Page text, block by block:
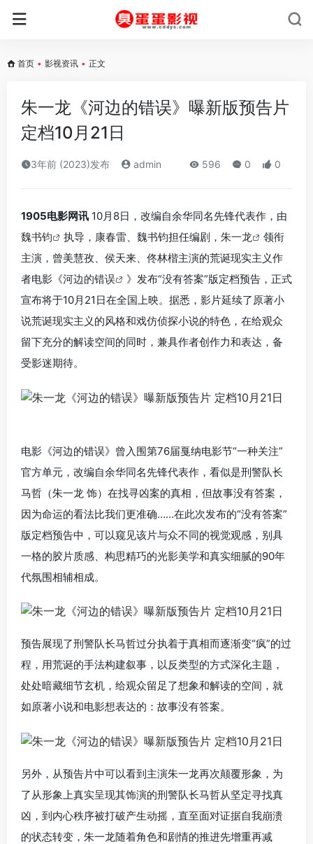
首页 • 影视资讯 • 正文
朱一龙《河边的错误》曝新版预告片
定档10月21日
3年前 (2023)发布 admin 596 0 0
1905电影网讯 10月8日，改编自余华同名先锋代表作，由
魏书钧
执导，康春雷、魏书钧担任编剧， 朱一龙
领衔
主演，曾美慧孜、侯天来、佟林楷主演的荒诞现实主义作
者电影《河边的错误
》发布“没有答案”版定档预告，正式
宣布将于10月21日在全国上映。据悉，影片延续了原著小
说荒诞现实主义的风格和戏仿侦探小说的特色，在给观众
留下充分的解读空间的同时，兼具作者创作力和表达，备
受影迷期待。
电影《河边的错误》曾入围第76届戛纳电影节“一种关注”
官方单元，改编自余华同名先锋代表作，看似是刑警队长
马哲（朱一龙 饰）在找寻凶案的真相，但故事没有答案，
因为命运的看法比我们更准确……在此次发布的“没有答案”
版定档预告中，可以窥见该片与众不同的视觉观感，别具
一格的胶片质感、构思精巧的光影美学和真实细腻的90年
代氛围相辅相成。
预告展现了刑警队长马哲过分执着于真相而逐渐变“疯”的过
程，用荒诞的手法构建叙事，以反类型的方式深化主题，
处处暗藏细节玄机，给观众留足了想象和解读的空间，就
如原著小说和电影想表达的：故事没有答案。
另外，从预告片中可以看到主演朱一龙再次颠覆形象，为
了从形象上真实呈现其饰演的刑警队长马哲从坚定寻找真
凶，到内心秩序被打破产生动摇，直至面对证据自我崩溃
的状态转变，朱一龙随着角色和剧情的推进先增重再减